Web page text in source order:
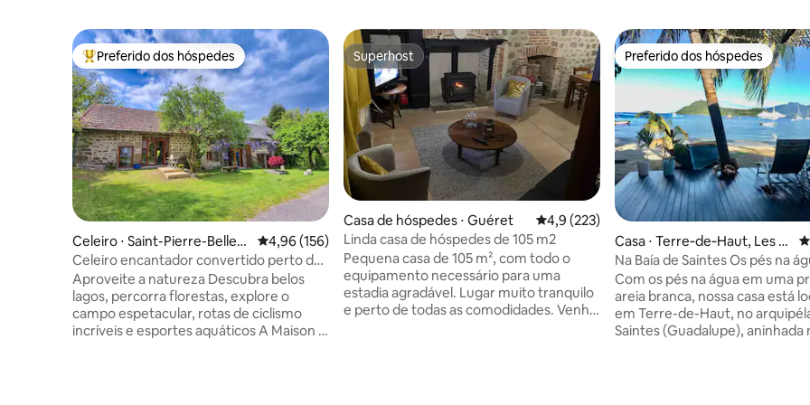
Entre os melhores preferidos dos hóspedes
Preferido dos hóspedes
Celeiro ⋅ Saint-Pierre-Bellev
ue
4,96 de uma avaliação média de 5, 156 avaliações
4,96 (156)
Celeiro encantador convertido perto de
Lac de Vassivière
Aproveite a natureza Descubra belos
lagos, percorra florestas, explore o
campo espetacular, rotas de ciclismo
incríveis e esportes aquáticos A Maison 3
Superhost
Superhost
Casa de hóspedes ⋅ Guéret 4,9 de uma avaliação média de 5, 223
4,9 (223)
Linda casa de hóspedes de 105 m2
Pequena casa de 105 m², com todo o
equipamento necessário para uma
estadia agradável. Lugar muito tranquilo
e perto de todas as comodidades. Venha
Preferido dos hóspedes
Preferido dos hóspedes
Casa ⋅ Terre‑de‑Haut, Les S
aintes, Guadeloupe
Na Baía de Saintes Os pés na
Com os pés na água em uma
areia branca, nossa casa está
em Terre-de-Haut, no
Saintes (Guadalupe), aninhada